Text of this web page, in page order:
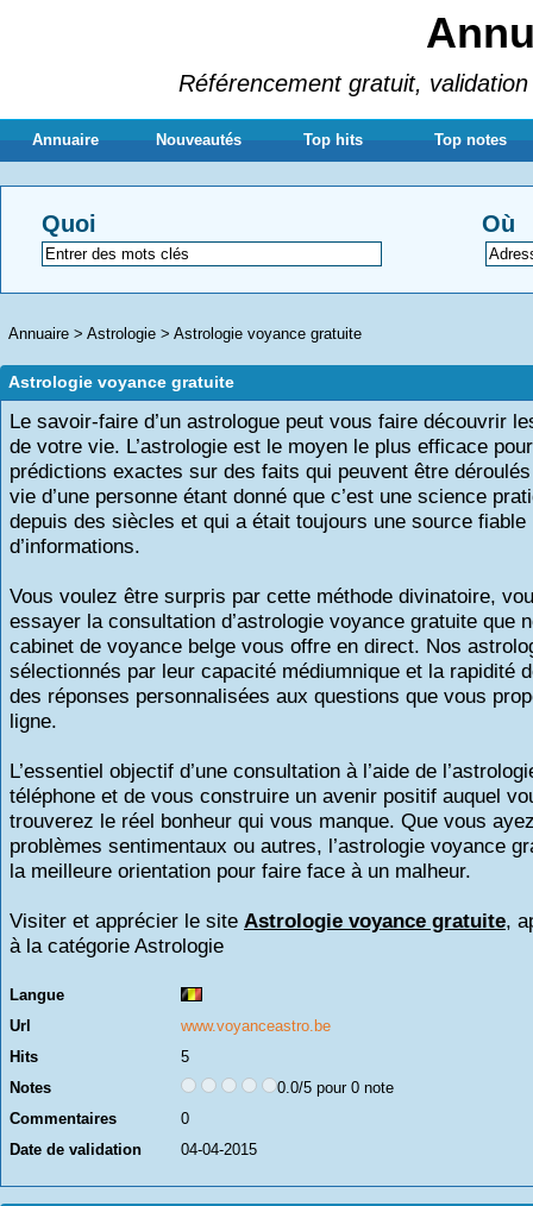
Référencement gratuit,
Annuaire Nouveautés Top hits Top notes
Quoi Où
Annuaire > Astrologie > Astrologie voyance gratuite
Astrologie voyance gratuite
Le savoir-faire d’un astrologue peut vous faire découvrir
de votre vie. L’astrologie est le moyen le plus efficace
prédictions exactes sur des faits qui peuvent être
vie d’une personne étant donné que c’est une science
depuis des siècles et qui a était toujours une source fiable
d’informations.
Vous voulez être surpris par cette méthode divinatoire,
essayer la consultation d’astrologie voyance gratuite que
cabinet de voyance belge vous offre en direct. Nos
sélectionnés par leur capacité médiumnique et la rapidité
des réponses personnalisées aux questions que vous
ligne.
L’essentiel objectif d’une consultation à l’aide de
téléphone et de vous construire un avenir positif auquel
trouverez le réel bonheur qui vous manque. Que vous
problèmes sentimentaux ou autres, l’astrologie voyance
la meilleure orientation pour faire face à un malheur.
Visiter et apprécier le site Astrologie voyance gratuite,
à la catégorie Astrologie
Langue
Url
www.voyanceastro.be
Hits
5
Notes
0.0/5 pour 0 note
Commentaires
0
Date de validation
04-04-2015